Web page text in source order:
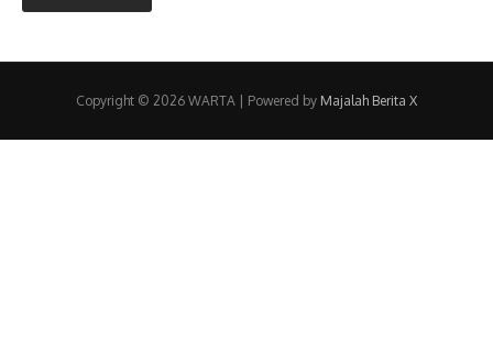
Copyright © 2026 WARTA | Powered by Majalah Berita X